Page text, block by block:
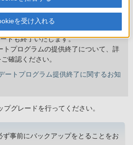
ートプログラムの提供について、2023
してまいります。この終了に伴って
ドも終了いたします。
トプログラムの提供終了について、詳
確認ください。
ートプログラム提供終了に関するお知
グレードを行ってください。
ず事前にバックアップをとることをお
を受け入れる